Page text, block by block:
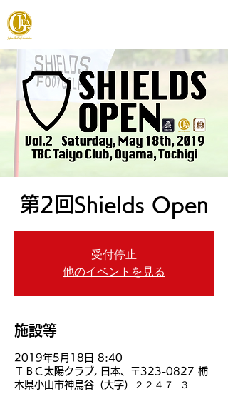
第2回Shields Open
受付停止
他のイベントを見る
施設等
2019年5月18日 8:40
ＴＢＣ太陽クラブ, 日本、〒323-0827 栃
木県小山市神鳥谷（大字）２２４７−３